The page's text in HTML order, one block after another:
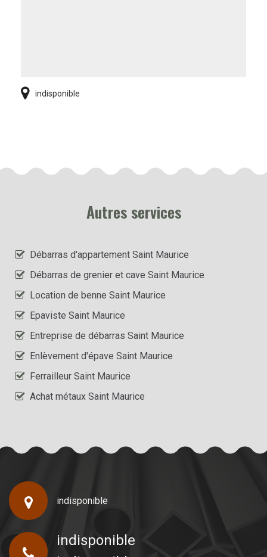
indisponible
Autres services
Débarras d'appartement Saint Maurice
Débarras de grenier et cave Saint Maurice
Location de benne Saint Maurice
Epaviste Saint Maurice
Entreprise de débarras Saint Maurice
Enlèvement d'épave Saint Maurice
Ferrailleur Saint Maurice
Achat métaux Saint Maurice
indisponible
indisponible